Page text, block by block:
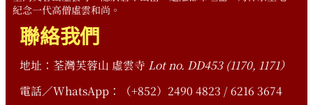
紀念一代高僧虛雲和尚。
聯絡我們
地址：荃灣芙蓉山 虛雲寺 Lot no. DD453 (1170, 1171）
電話／WhatsApp：（+852）2490 4823 / 6216 3674